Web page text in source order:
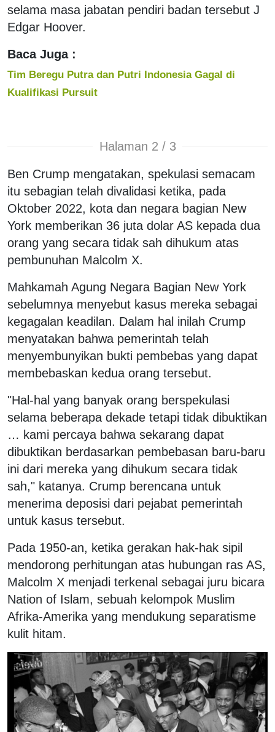
selama masa jabatan pendiri badan tersebut J
Edgar Hoover.
Baca Juga :
Tim Beregu Putra dan Putri Indonesia Gagal di
Kualifikasi Pursuit
Halaman 2 / 3
Ben Crump mengatakan, spekulasi semacam
itu sebagian telah divalidasi ketika, pada
Oktober 2022, kota dan negara bagian New
York memberikan 36 juta dolar AS kepada dua
orang yang secara tidak sah dihukum atas
pembunuhan Malcolm X.
Mahkamah Agung Negara Bagian New York
sebelumnya menyebut kasus mereka sebagai
kegagalan keadilan. Dalam hal inilah Crump
menyatakan bahwa pemerintah telah
menyembunyikan bukti pembebas yang dapat
membebaskan kedua orang tersebut.
"Hal-hal yang banyak orang berspekulasi
selama beberapa dekade tetapi tidak dibuktikan
… kami percaya bahwa sekarang dapat
dibuktikan berdasarkan pembebasan baru-baru
ini dari mereka yang dihukum secara tidak
sah," katanya. Crump berencana untuk
menerima deposisi dari pejabat pemerintah
untuk kasus tersebut.
Pada 1950-an, ketika gerakan hak-hak sipil
mendorong perhitungan atas hubungan ras AS,
Malcolm X menjadi terkenal sebagai juru bicara
Nation of Islam, sebuah kelompok Muslim
Afrika-Amerika yang mendukung separatisme
kulit hitam.